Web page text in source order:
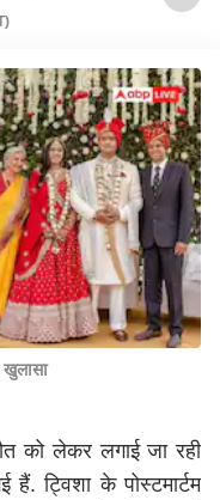
खुलासा
को लेकर लगाई जा रही
ट्विशा के पोस्टमार्टम